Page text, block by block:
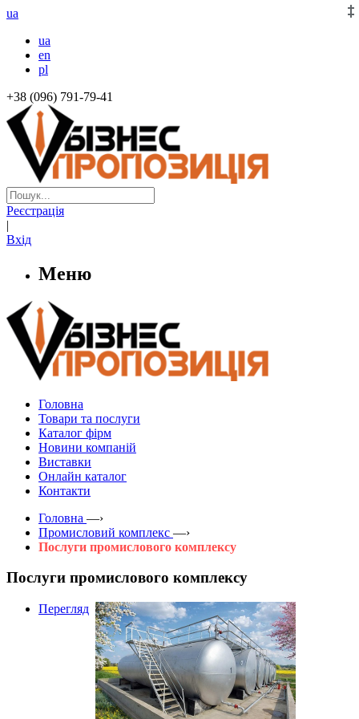
ua
ua
en
pl
+38 (096) 791-79-41
Реєстрація
|
Вхід
Меню
Головна
Товари та послуги
Каталог фірм
Новини компаній
Виставки
Онлайн каталог
Контакти
Головна —›
Промисловий комплекс —›
Послуги промислового комплексу
Послуги промислового комплексу
Перегляд